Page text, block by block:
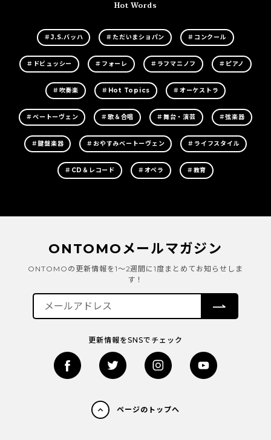
Hot Words
＃J.S.バッハ ＃ただいまショパン ＃コンクール
＃ドビュッシー ＃フォーレ ＃ラフマニノフ ＃ピアノ
＃吹奏楽 ＃Hot Topics ＃オーケストラ
＃ベートーヴェン ＃歌＆合唱 ＃舞台・演芸 ＃弦楽器
＃鍵盤楽器 ＃おやすみベートーヴェン ＃ライフスタイル
＃CD＆レコード ＃オペラ ＃教育
ONTOMOメールマガジン
ONTOMOの更新情報を1～2週間に1度まとめてお知らせしま
す！
更新情報をSNSでチェック
ページのトップへ